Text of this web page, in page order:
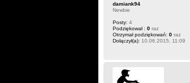
damiank94
Newbie
Posty: 4
Podziękował : 0 raz
Otrzymał podziękowań: 0 raz
Dołączył(a): 10.06.2015, 11:09